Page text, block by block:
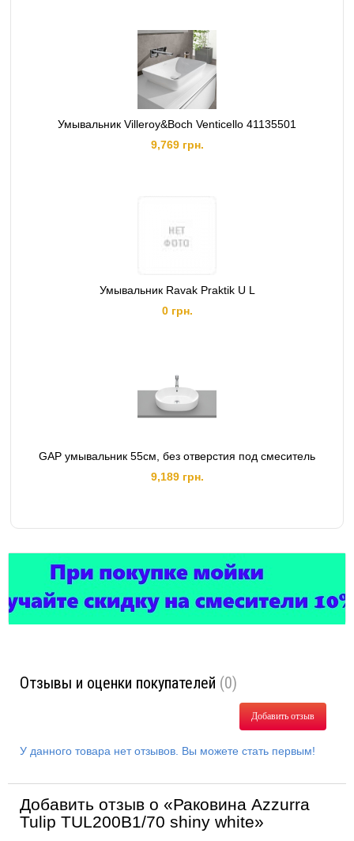
Умывальник Villeroy&Boch Venticello 41135501
9,769 грн.
Умывальник Ravak Praktik U L
0 грн.
GAP умывальник 55см, без отверстия под смеситель
9,189 грн.
Отзывы и оценки покупателей (0)
Добавить отзыв
У данного товара нет отзывов. Вы можете стать первым!
Добавить отзыв о «Раковина Azzurra
Tulip TUL200B1/70 shiny white»